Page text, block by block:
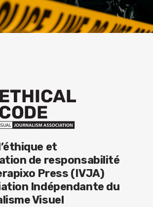
et
de responsabilité
Press (IVJA)
Indépendante du
Visuel